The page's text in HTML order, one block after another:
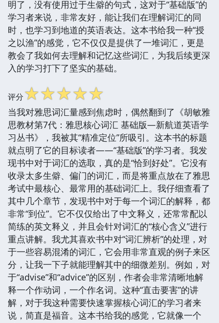
明了，没有使用过于生僻的句式，这对于“基础版”的
学习者来说，非常友好，能让我们在理解词汇的同
时，也学习到地道的英语表达。这本书给我一种“授
之以渔”的感觉，它不仅仅是提供了一堆词汇，更是
教会了我如何去理解和记忆这些词汇，为我后续更深
入的学习打下了坚实的基础。
评分☆☆☆☆☆
当我对雅思词汇量感到焦虑时，偶然翻到了《胡敏雅
思教材第7代：雅思核心词汇 基础版—新航道英语学
习丛书》，我被其“精准定位”所吸引。这本书的标题
就点明了它的目标读者——“基础版”的学习者。我发
现书中对于词汇的选取，真的是“恰到好处”。它没有
收录太多生僻、偏门的词汇，而是将重点放在了雅思
考试中最核心、最常用的基础词汇上。我仔细查看了
其中几个章节，发现书中对于每一个词汇的解释，都
非常“到位”。它不仅仅给出了中文释义，还常常配以
简练的英文释义，并且会针对词汇的“核心含义”进行
重点讲解。我尤其喜欢书中对“词汇辨析”的处理，对
于一些容易混淆的词汇，它会用非常直观的例子来区
分，让我一下子就能理解其中的细微差别。例如，对
于“advise”和“advice”的区别，作者会非常清晰地解
释一个作动词，一个作名词。这种“直击要害”的讲
解，对于我这种需要快速掌握核心词汇的学习者来
说，简直是福音。这本书给我的感觉，它就像一个